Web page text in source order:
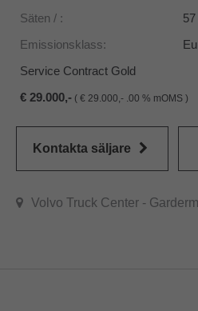
Säten / :
Emissionsklass:
Service Contract Gold
29.000,- ( 29.000,- .00 % mOMS )
Kontakta säljare
Volvo Truck Center -